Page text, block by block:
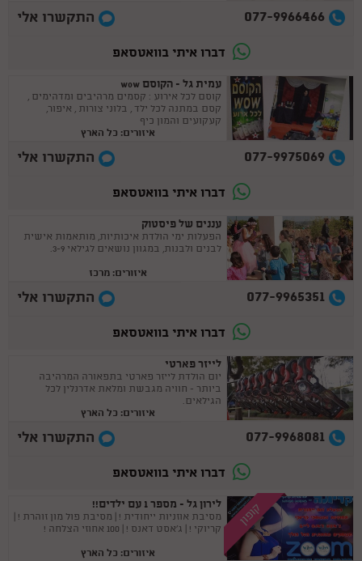
077-9966466 התקשרו אלי
דברו איתי בוואטסאפ
עמית גל - הקוסם wow
קוסם לכל אירוע : קסמים מרהיבים ומדהימים ,
קסם במתנה לכל ילד , בלוני צורות , איפור,
קעקועים והמון כיף
איזורים: כל הארץ
077-9975069 התקשרו אלי
דברו איתי בוואטסאפ
עננים של פיסטוק
הפעלות ימי הולדת איכותיות, מותאמות אישית
לבנים ולבנות, במגוון נושאים לגילאי 3-9.
איזורים: מרכז
077-9965351 התקשרו אלי
דברו איתי בוואטסאפ
לייזר פארטי
יום הולדת לייזר פארטי בתפאורה המרהיבה
ביותר - חוויה מגבשת ומלאת אדרנלין לכל
הגילאים.
איזורים: כל הארץ
077-9968081 התקשרו אלי
דברו איתי בוואטסאפ
קופון לירון גל - מספר 1 עם ילדים!!
מסיבת אוזניות ייחודית ! | מסיבת פול מון זוהרת ! |
קריוקי ! | ג'אסט דאנס ! | 100 אחוזי הצלחה !
איזורים: כל הארץ